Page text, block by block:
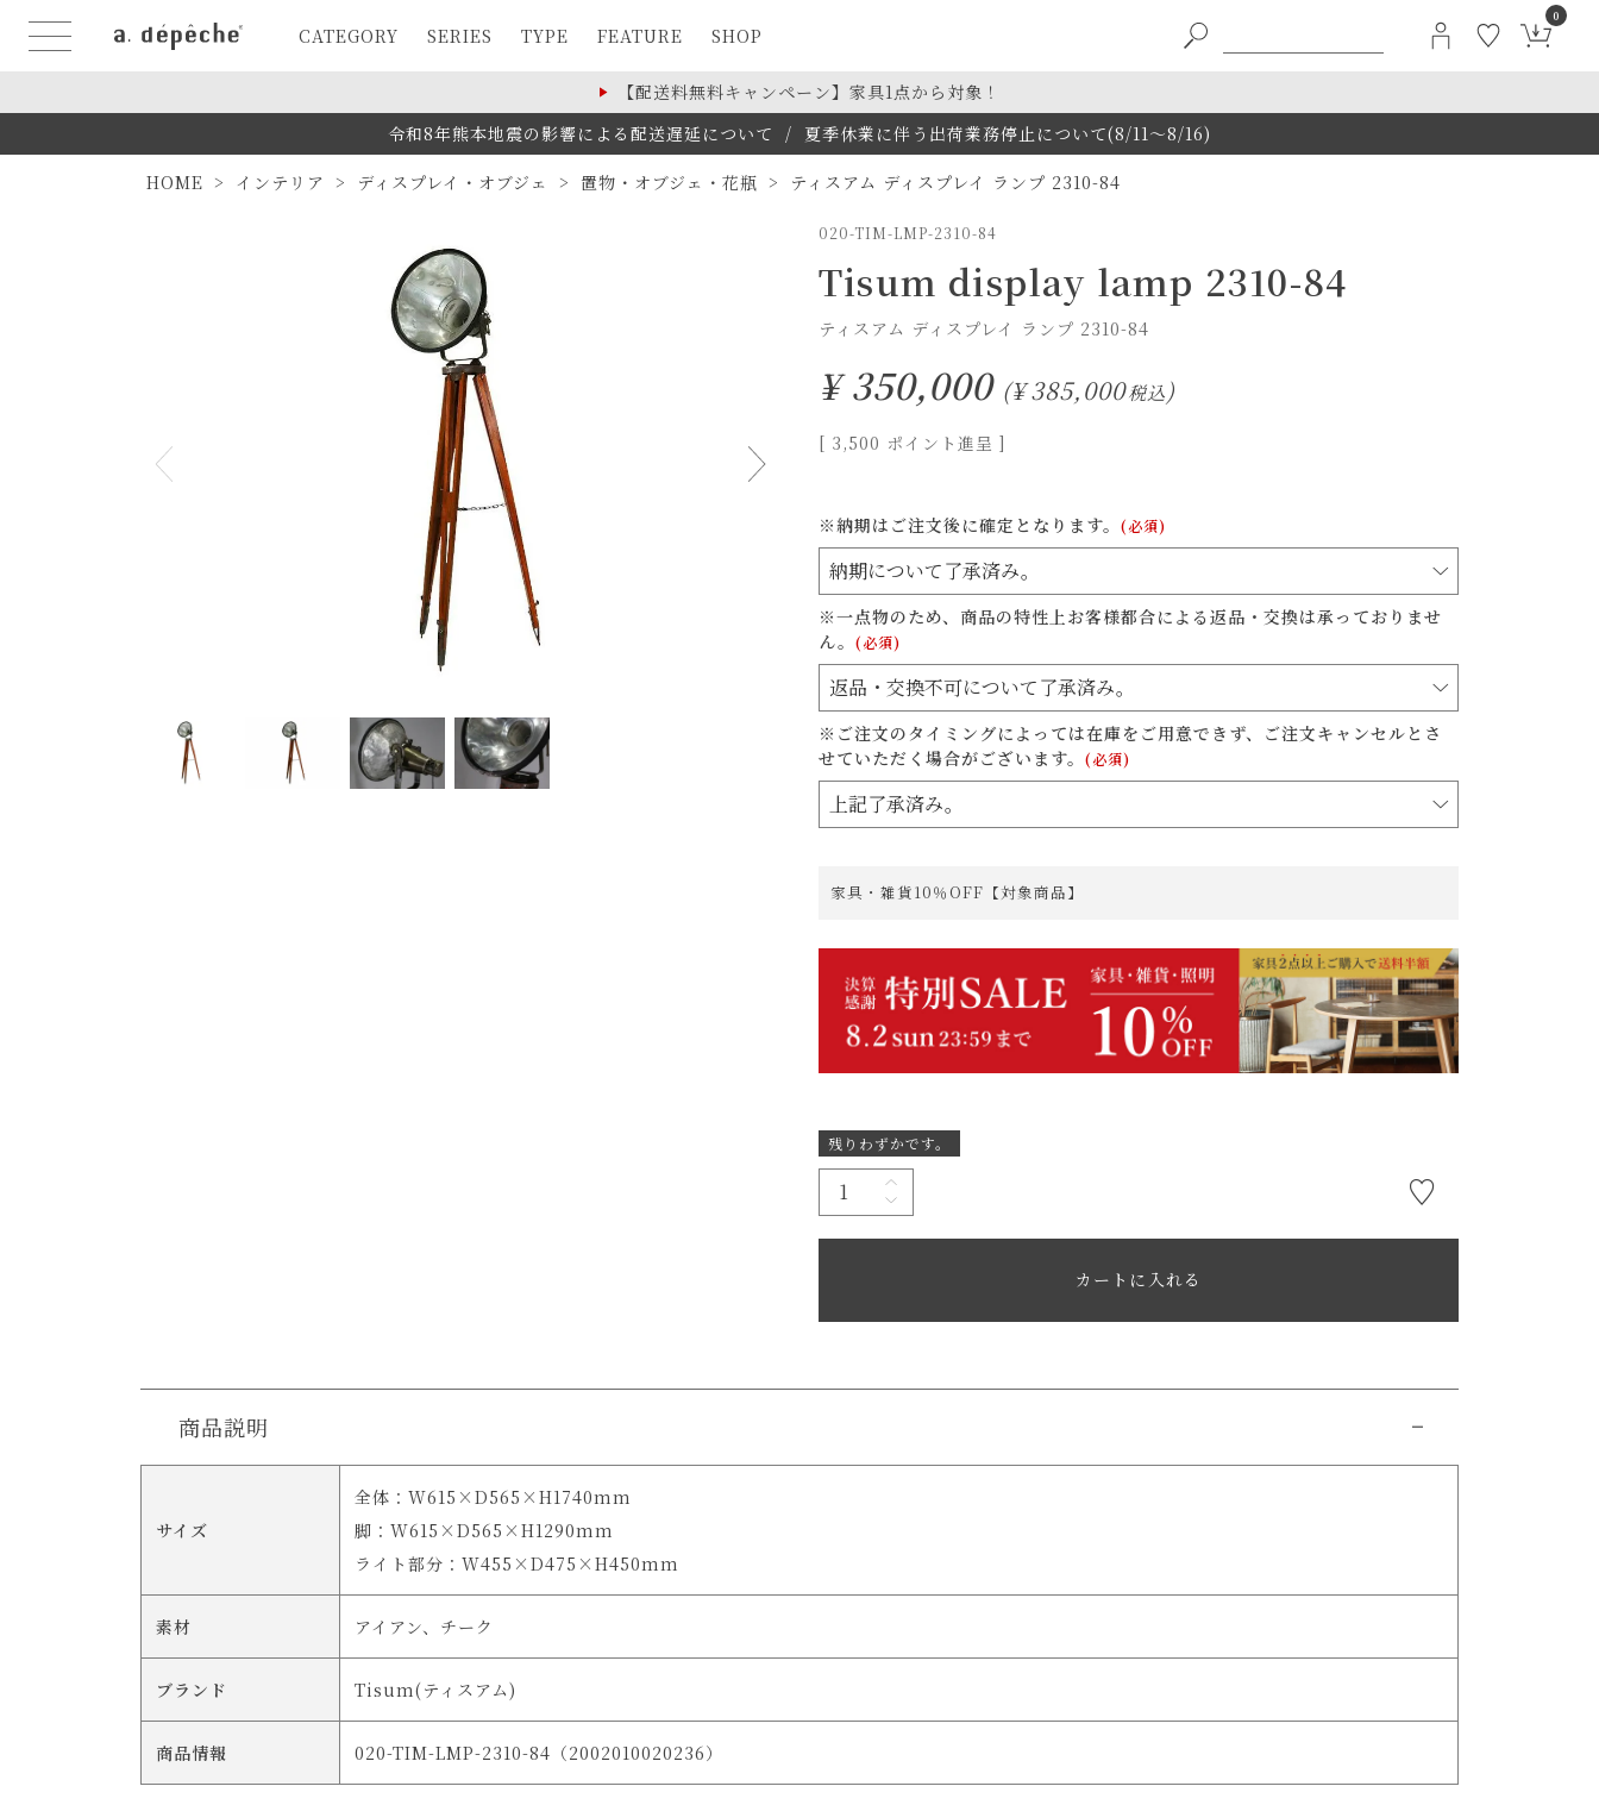
CATEGORY SERIES TYPE FEATURE SHOP
0
【配送料無料キャンペーン】家具1点から対象！
令和8年熊本地震の影響による配送遅延について / 夏季休業に伴う出荷業務停止について(8/11～8/16)
HOME インテリア ディスプレイ・オブジェ 置物・オブジェ・花瓶 ティスアム ディスプレイ ランプ 2310-84
020-TIM-LMP-2310-84
Tisum display lamp 2310-84
ティスアム ディスプレイ ランプ 2310-84
¥ 350,000 ¥385,000税込
[ 3,500 ポイント進呈 ]
※納期はご注文後に確定となります。 (必須)
※一点物のため、商品の特性上お客様都合による返品・交換は承っておりませ
ん。 (必須)
※ご注文のタイミングによっては在庫をご用意できず、ご注文キャンセルとさ
せていただく場合がございます。 (必須)
家具・雑貨10％OFF【対象商品】
残りわずかです。
カートに入れる
商品説明
サイズ
全体：W615×D565×H1740mm
脚：W615×D565×H1290mm
ライト部分：W455×D475×H450mm
素材 アイアン、チーク
ブランド Tisum(ティスアム)
商品情報 020-TIM-LMP-2310-84（2002010020236）